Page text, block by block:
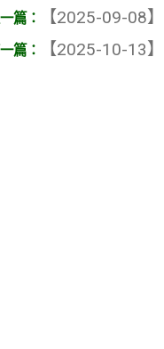
【2025-09-08】
【2025-10-13】